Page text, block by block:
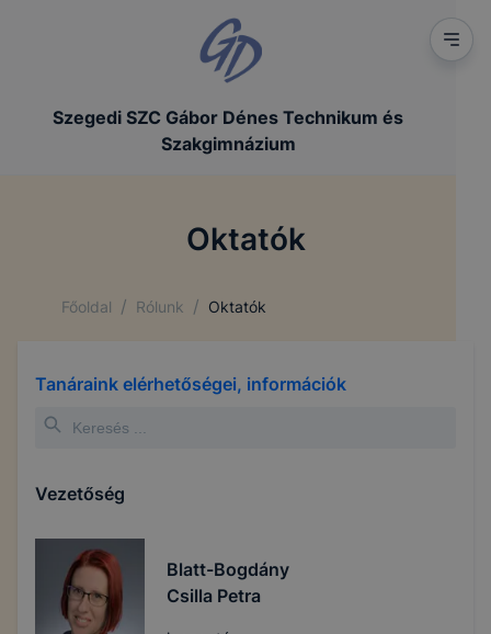
Szegedi SZC Gábor Dénes Technikum és
Szakgimnázium
Oktatók
Főoldal / Rólunk / Oktatók
Tanáraink elérhetőségei, információk
Vezetőség
Blatt-Bogdány
Csilla Petra